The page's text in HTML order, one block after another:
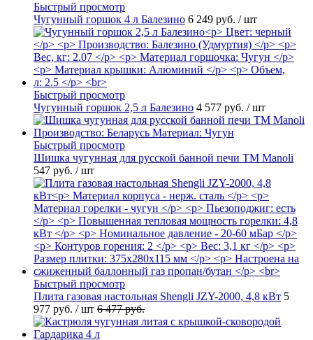
Быстрый просмотр
Чугунный горшок 4 л Балезино 6 249 руб. / шт
Быстрый просмотр
Чугунный горшок 2,5 л Балезино 4 577 руб. / шт
Быстрый просмотр
Шишка чугунная для русской банной печи ТМ Manoli
547 руб. / шт
Быстрый просмотр
Плита газовая настольная Shengli JZY-2000, 4,8 кВт 5
977 руб. / шт 6 477 руб.